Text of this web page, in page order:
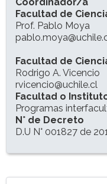
Facultad de
Prof. Pablo Moya
Facultad de
Rodrigo A. Vicencio
rvicencio@uchile.cl
Facultad o
Programas
N° de Decreto
D.U N° 001827 de